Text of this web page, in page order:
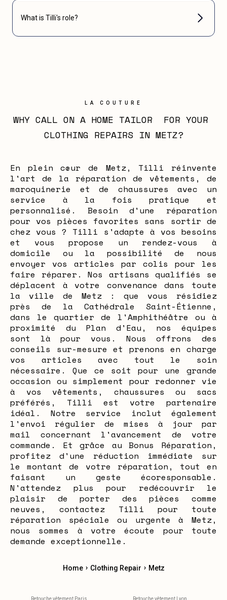
What is Tilli's role?
LA COUTURE
WHY CALL ON A HOME TAILOR  FOR YOUR
CLOTHING REPAIRS IN METZ?
En plein cœur de Metz, Tilli réinvente
l'art de la réparation de vêtements, de
maroquinerie et de chaussures avec un
service à la fois pratique et
personnalisé. Besoin d'une réparation
pour vos pièces favorites sans sortir de
chez vous ? Tilli s'adapte à vos besoins
et vous propose un rendez-vous à
domicile ou la possibilité de nous
envoyer vos articles par colis pour les
faire réparer. Nos artisans qualifiés se
déplacent à votre convenance dans toute
la ville de Metz : que vous résidiez
près de la Cathédrale Saint-Étienne,
dans le quartier de l'Amphithéâtre ou à
proximité du Plan d'Eau, nos équipes
sont là pour vous. Nous offrons des
conseils sur-mesure et prenons en charge
vos articles avec tout le soin
nécessaire. Que ce soit pour une grande
occasion ou simplement pour redonner vie
à vos vêtements, chaussures ou sacs
préférés, Tilli est votre partenaire
idéal. Notre service inclut également
l'envoi régulier de mises à jour par
mail concernant l'avancement de votre
commande. Et grâce au Bonus Réparation,
profitez d'une réduction immédiate sur
le montant de votre réparation, tout en
faisant un geste écoresponsable.
N'attendez plus pour redécouvrir le
plaisir de porter des pièces comme
neuves, contactez Tilli pour toute
réparation spéciale ou urgente à Metz,
nous sommes à votre écoute pour toute
demande exceptionnelle.
Home › Clothing Repair › Metz
Retouche vêtement Paris Retouche vêtement Lyon